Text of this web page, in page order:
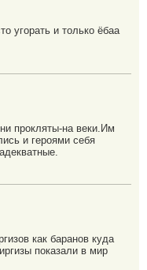
угорать и только ёбаа
прокляты-на веки.Им
и героями себя
как баранов куда
показали в мир